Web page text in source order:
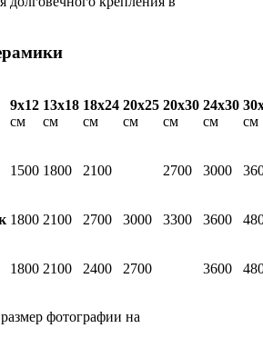
9х12
см
13х18
см
18х24
см
20х25
см
20х30
см
24х30
см
см
1500 1800 2100 2700 3000
1800 2100 2700 3000 3300 3600
1800 2100 2400 2700 3600
фотографии на